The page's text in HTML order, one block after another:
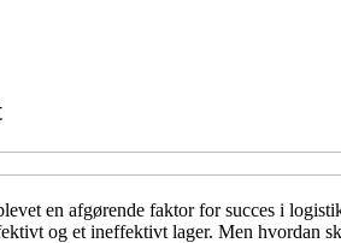
en afgørende faktor for succes i
og et ineffektivt lager. Men hvordan